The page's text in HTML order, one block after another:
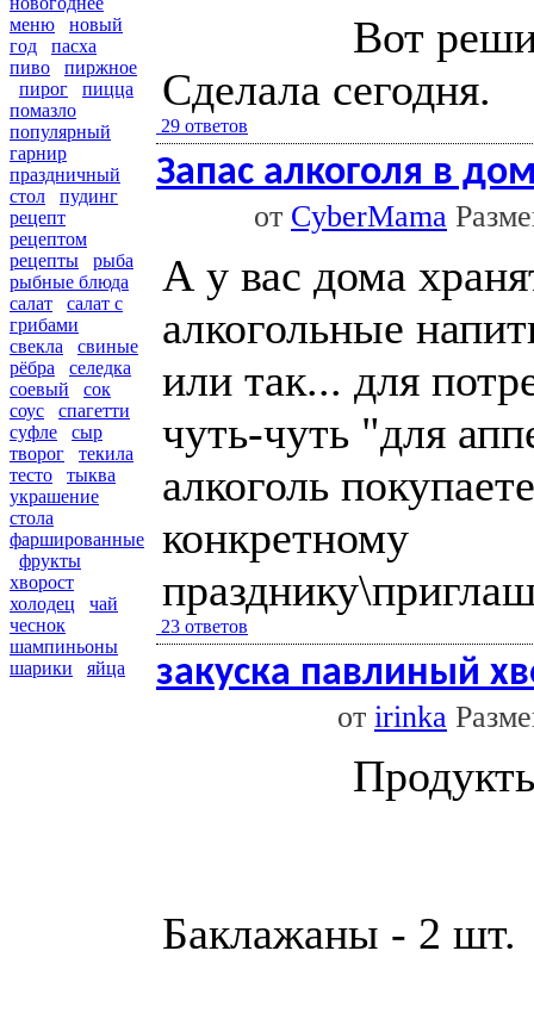
меню
новый
год
пасха
пиво
пиржное
пирог
пицца
помазло
популярный
гарнир
праздничный
стол
пудинг
рецепт
рецептом
рецепты
рыба
рыбные блюда
салат
салат с
грибами
свекла
свиные
рёбра
селедка
соевый
сок
соус
спагетти
суфле
сыр
творог
текила
тесто
тыква
украшение
стола
фаршированные
фрукты
хворост
холодец
чай
чеснок
шампиньоны
шарики
яйца
Вот
Сделала сегодня.
29 ответов
Запас алкоголя в
от CyberMama
А у вас дома
алкогольные
или так... для
чуть-чуть "для
алкоголь
конкретному
23 ответов
закуска павлиный
от irinka
Баклажаны - 2 шт.